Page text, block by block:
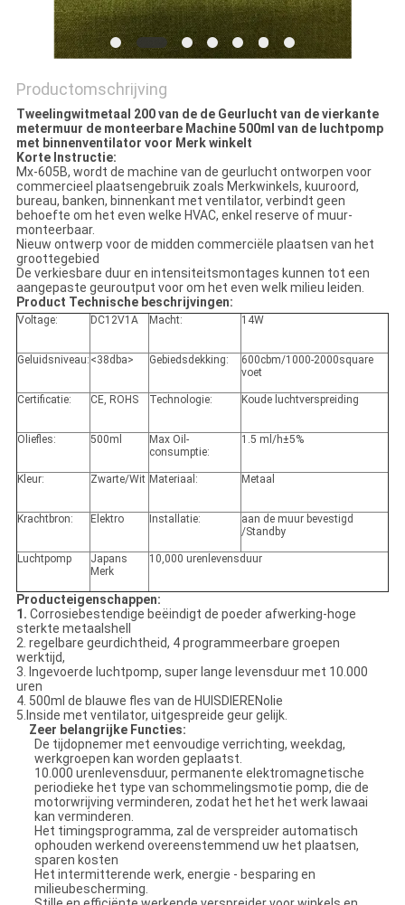
Productomschrijving
Tweelingwitmetaal 200 van de de Geurlucht van de vierkante
metermuur de monteerbare Machine 500ml van de luchtpomp
met binnenventilator voor Merk winkelt
Korte Instructie:
Mx-605B, wordt de machine van de geurlucht ontworpen voor
commercieel plaatsengebruik zoals Merkwinkels, kuuroord,
bureau, banken, binnenkant met ventilator, verbindt geen
behoefte om het even welke HVAC, enkel reserve of muur-
monteerbaar.
Nieuw ontwerp voor de midden commerciële plaatsen van het
groottegebied
De verkiesbare duur en intensiteitsmontages kunnen tot een
aangepaste geuroutput voor om het even welk milieu leiden.
Product Technische beschrijvingen:
Voltage: DC12V1A Macht: 14W
Geluidsniveau: <38dba> Gebiedsdekking:
600cbm/1000-2000square
voet
Certificatie: CE, ROHS Technologie: Koude luchtverspreiding
Oliefles: 500ml
Max Oil-
consumptie:
1.5 ml/h±5%
Kleur: Zwarte/Wit Materiaal: Metaal
Krachtbron: Elektro Installatie:
aan de muur bevestigd
/Standby
Luchtpomp
Japans
Merk
10,000 urenlevensduur
Producteigenschappen:
1. Corrosiebestendige beëindigt de poeder afwerking-hoge
sterkte metaalshell
2. regelbare geurdichtheid, 4 programmeerbare groepen
werktijd,
3. Ingevoerde luchtpomp, super lange levensduur met 10.000
uren
4. 500ml de blauwe fles van de HUISDIERENolie
5.Inside met ventilator, uitgespreide geur gelijk.
Zeer belangrijke Functies:
De tijdopnemer met eenvoudige verrichting, weekdag,
werkgroepen kan worden geplaatst.
10.000 urenlevensduur, permanente elektromagnetische
periodieke het type van schommelingsmotie pomp, die de
motorwrijving verminderen, zodat het het het werk lawaai
kan verminderen.
Het timingsprogramma, zal de verspreider automatisch
ophouden werkend overeenstemmend uw het plaatsen,
sparen kosten
Het intermitterende werk, energie - besparing en
milieubescherming.